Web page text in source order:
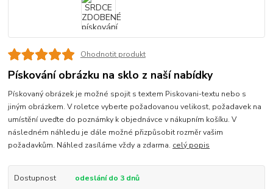
Ohodnotit produkt
Pískování obrázku na sklo z naší nabídky
Pískovaný obrázek je možné spojit s textem Piskovani-textu nebo s
jiným obrázkem. V roletce vyberte požadovanou velikost, požadavek na
umístění uveďte do poznámky k objednávce v nákupním košíku. V
následném náhledu je dále možné přizpůsobit rozměr vašim
požadavkům. Náhled zasíláme vždy a zdarma. celý popis
Dostupnost
odeslání do 3 dnů